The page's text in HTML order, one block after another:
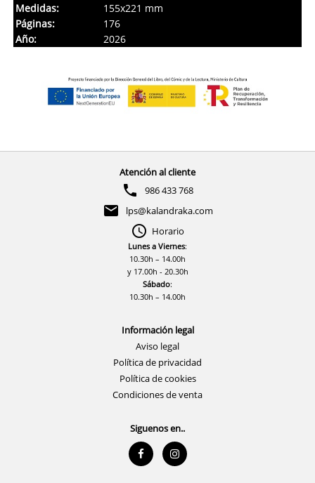
Medidas:
155x221 mm
Páginas:
176
Año:
2026
Atención al cliente
986 433 768
lps@kalandraka.com
Horario
Lunes a Viernes:
10.30h – 14.00h
y 17.00h - 20.30h
Sábado:
10.30h – 14.00h
Información legal
Aviso legal
Política de privacidad
Política de cookies
Condiciones de venta
Siguenos en..